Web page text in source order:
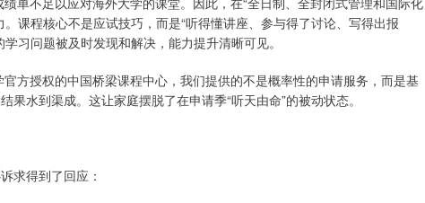
课程核心不是应试技巧，而是“听得懂讲座、参与得了讨论、写得出报
习问题被及时发现和解决，能力提升清晰可见。
方授权的中国桥梁课程中心，我们提供的不是概率性的申请服务，而是基
水到渠成。这让家庭摆脱了在申请季“听天由命”的被动状态。
求得到了回应：